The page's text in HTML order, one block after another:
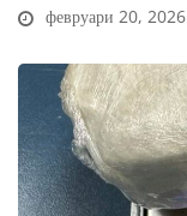
февруари 20, 2026